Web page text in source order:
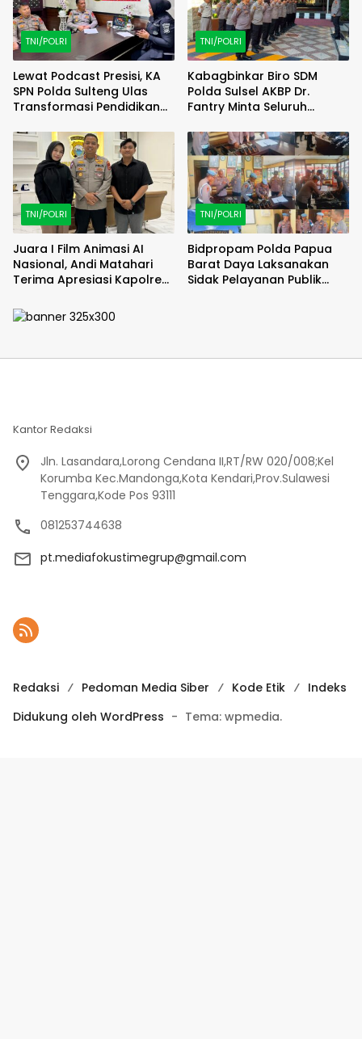
TNI/POLRI
Lewat Podcast Presisi, KA
SPN Polda Sulteng Ulas
Transformasi Pendidikan
TNI/POLRI
Kabagbinkar Biro SDM
Polda Sulsel AKBP Dr.
Fantry Minta Seluruh
Debu
TNI/POLRI
Juara I Film Animasi AI
Nasional, Andi Matahari
Terima Apresiasi Kapolres
TNI/POLRI
Bidpropam Polda Papua
Barat Daya Laksanakan
Sidak Pelayanan Publik
Kantor Redaksi
Jln. Lasandara,Lorong Cendana II,RT/RW 020/008;Kel
Korumba Kec.Mandonga,Kota Kendari,Prov.Sulawesi
Tenggara,Kode Pos 93111
081253744638
pt.mediafokustimegrup@gmail.com
Redaksi Pedoman Media Siber Kode Etik
Indeks
Didukung oleh WordPress - Tema: wpmedia.